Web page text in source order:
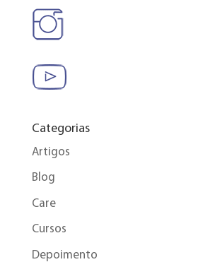
Categorias
Artigos
Blog
Care
Cursos
Depoimento